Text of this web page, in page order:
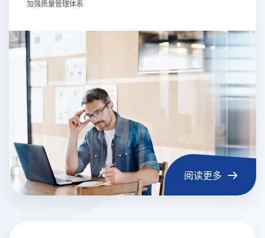
加强质量管理体系
阅读更多